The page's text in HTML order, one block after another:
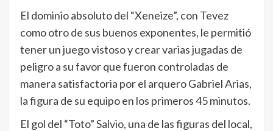
El dominio absoluto del “Xeneize”, con Tevez
como otro de sus buenos exponentes, le permitió
tener un juego vistoso y crear varias jugadas de
peligro a su favor que fueron controladas de
manera satisfactoria por el arquero Gabriel Arias,
la figura de su equipo en los primeros 45 minutos.
El gol del “Toto” Salvio, una de las figuras del local,